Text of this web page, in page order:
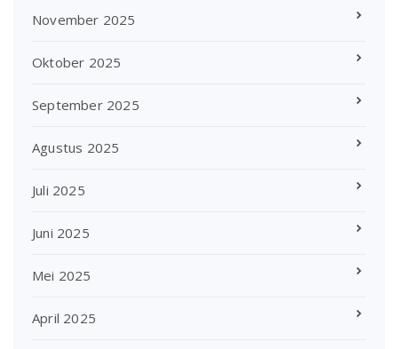
November 2025
Oktober 2025
September 2025
Agustus 2025
Juli 2025
Juni 2025
Mei 2025
April 2025